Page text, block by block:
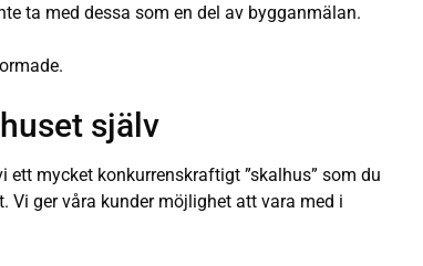
ta med dessa som en del av bygganmälan.
själv
mycket konkurrenskraftigt ”skalhus” som du
ger våra kunder möjlighet att vara med i